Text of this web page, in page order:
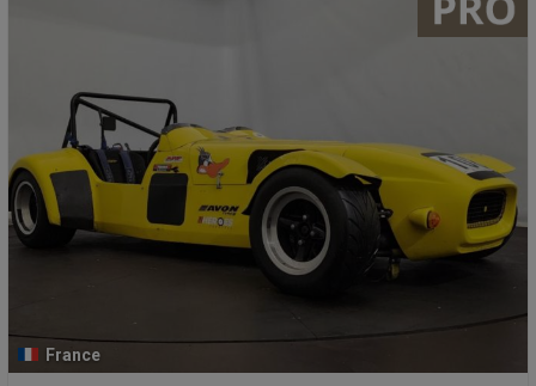
France